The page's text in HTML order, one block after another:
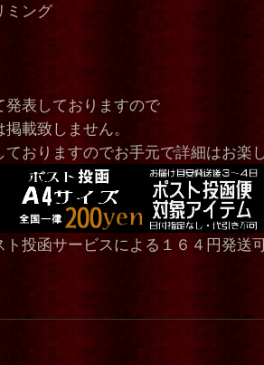
ミング
発表しておりますので
載致しません。
ておりますのでお手元で詳細はお楽
ト投函サービスによる１６４円発送